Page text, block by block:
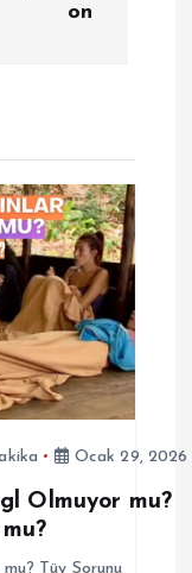
on
Ocak 29, 2026
Olmuyor mu?
Tüy Sorunu